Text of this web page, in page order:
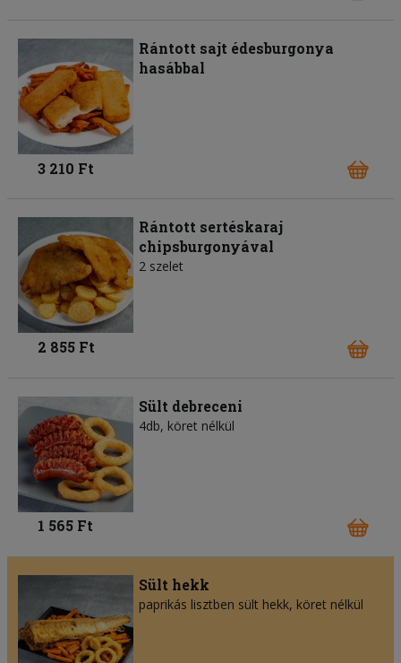
Rántott sajt édesburgonya
hasábbal
3 210 Ft
Rántott sertéskaraj
chipsburgonyával
2 szelet
2 855 Ft
Sült debreceni
4db, köret nélkül
1 565 Ft
Sült hekk
paprikás lisztben sült hekk, köret nélkül